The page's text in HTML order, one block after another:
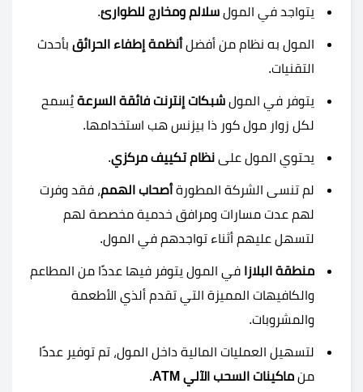
يتواجد في المول سلالم ومخارج للطوارئ.
المول به نظام من أفضلأنظمة إطفاء الحرائق بأحدث
التقنيات.
يتوفر في المول شبكات إنترنت فائقة السرعة يُسمح
لكل زوار مول كور ذا بيزنس هب استخدامها.
يحتوي المول على نظام تكييف مركزي.
لم تنسى الشركة المطورةأصحاب الهمم، فقد وفرت
لهم عدت مسارات ومرافق خدمية مخصصة لهم
لتسهل عليهم أثناء تواجدهم في المول.
منطقة البلازا في المول يتوفر فيها عددًا من المطاعم
والكافيهات المميزة التي تقدم ألذي الأطعمة
والمشروبات.
لتسهيل العمليات المالية داخل المول، تم توفير عددًا
من ماكينات السحب الآلي ATM .